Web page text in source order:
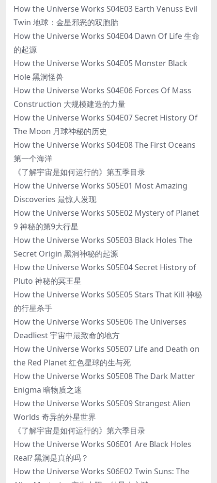
How the Universe Works S04E03 Earth Venuss Evil
Twin 地球：金星邪恶的双胞胎
How the Universe Works S04E04 Dawn Of Life 生命
的起源
How the Universe Works S04E05 Monster Black
Hole 黑洞怪兽
How the Universe Works S04E06 Forces Of Mass
Construction 大规模建造的力量
How the Universe Works S04E07 Secret History Of
The Moon 月球神秘的历史
How the Universe Works S04E08 The First Oceans
第一个海洋
《了解宇宙是如何运行的》第五季目录
How the Universe Works S05E01 Most Amazing
Discoveries 最惊人发现
How the Universe Works S05E02 Mystery of Planet
9 神秘的第9大行星
How the Universe Works S05E03 Black Holes The
Secret Origin 黑洞神秘的起源
How the Universe Works S05E04 Secret History of
Pluto 神秘的冥王星
How the Universe Works S05E05 Stars That Kill 神秘
的行星杀手
How the Universe Works S05E06 The Universes
Deadliest 宇宙中最致命的地方
How the Universe Works S05E07 Life and Death on
the Red Planet 红色星球的生与死
How the Universe Works S05E08 The Dark Matter
Enigma 暗物质之迷
How the Universe Works S05E09 Strangest Alien
Worlds 奇异的外星世界
《了解宇宙是如何运行的》第六季目录
How the Universe Works S06E01 Are Black Holes
Real? 黑洞是真的吗？
How the Universe Works S06E02 Twin Suns: The